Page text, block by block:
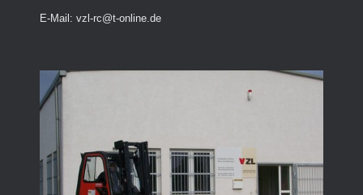
E-Mail: vzl-rc@t-online.de